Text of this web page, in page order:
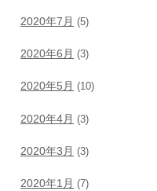
2020年7月 (5)
2020年6月 (3)
2020年5月 (10)
2020年4月 (3)
2020年3月 (3)
2020年1月 (7)